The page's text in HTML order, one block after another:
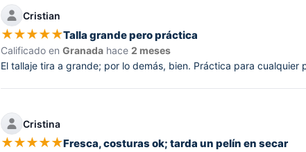
Cristian
★★★★★Talla grande pero práctica
Calificado enGranada hace2 meses
El tallaje tira a grande; por lo demás, bien. Práctica para cualquier
Cristina
★★★★★Fresca, costuras ok; tarda un pelín en secar